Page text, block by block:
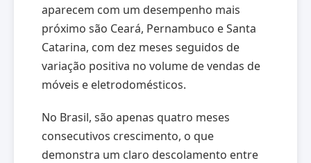
aparecem com um desempenho mais
próximo são Ceará, Pernambuco e Santa
Catarina, com dez meses seguidos de
variação positiva no volume de vendas de
móveis e eletrodomésticos.
No Brasil, são apenas quatro meses
consecutivos crescimento, o que
demonstra um claro descolamento entre